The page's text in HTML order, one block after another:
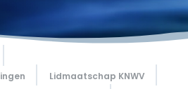
Lidmaatschap KNWV